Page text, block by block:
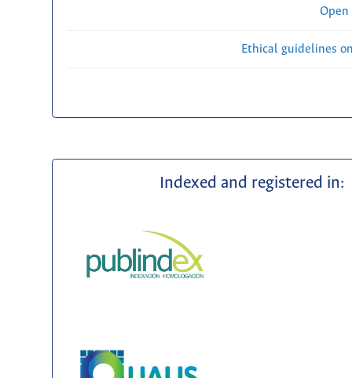
Open
Ethical guidelines
Indexed and registered in: